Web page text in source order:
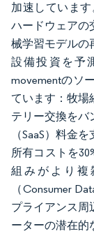
加速しています
ハードウェアの
械学習モデルの
設備投資を予
movementのソ
ています：牧場
テリー交換をバ
（SaaS）料金
所有コストを
組みがより
（Consumer
プライアンス周
ーターの潜在的